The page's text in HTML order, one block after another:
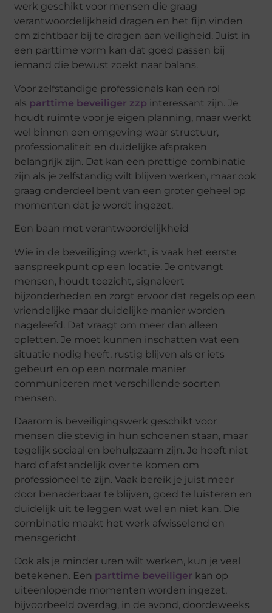
werk geschikt voor mensen die graag
verantwoordelijkheid dragen en het fijn vinden
om zichtbaar bij te dragen aan veiligheid. Juist in
een parttime vorm kan dat goed passen bij
iemand die bewust zoekt naar balans.
Voor zelfstandige professionals kan een rol
als parttime beveiliger zzp interessant zijn. Je
houdt ruimte voor je eigen planning, maar werkt
wel binnen een omgeving waar structuur,
professionaliteit en duidelijke afspraken
belangrijk zijn. Dat kan een prettige combinatie
zijn als je zelfstandig wilt blijven werken, maar ook
graag onderdeel bent van een groter geheel op
momenten dat je wordt ingezet.
Een baan met verantwoordelijkheid
Wie in de beveiliging werkt, is vaak het eerste
aanspreekpunt op een locatie. Je ontvangt
mensen, houdt toezicht, signaleert
bijzonderheden en zorgt ervoor dat regels op een
vriendelijke maar duidelijke manier worden
nageleefd. Dat vraagt om meer dan alleen
opletten. Je moet kunnen inschatten wat een
situatie nodig heeft, rustig blijven als er iets
gebeurt en op een normale manier
communiceren met verschillende soorten
mensen.
Daarom is beveiligingswerk geschikt voor
mensen die stevig in hun schoenen staan, maar
tegelijk sociaal en behulpzaam zijn. Je hoeft niet
hard of afstandelijk over te komen om
professioneel te zijn. Vaak bereik je juist meer
door benaderbaar te blijven, goed te luisteren en
duidelijk uit te leggen wat wel en niet kan. Die
combinatie maakt het werk afwisselend en
mensgericht.
Ook als je minder uren wilt werken, kun je veel
betekenen. Een parttime beveiliger kan op
uiteenlopende momenten worden ingezet,
bijvoorbeeld overdag, in de avond, doordeweeks